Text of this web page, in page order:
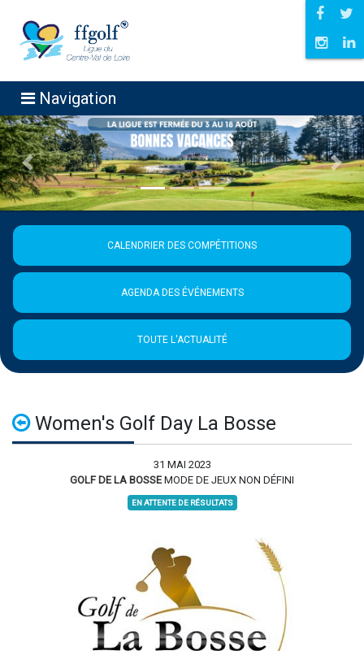
Navigation
Précédent
CALENDRIER DES COMPÉTITIONS
AGENDA DES ÉVÉNEMENTS
TOUTE L'ACTUALITÉ
Women's Golf Day La Bosse
31 MAI 2023
GOLF DE LA BOSSE MODE DE JEUX NON DÉFINI
EN ATTENTE DE RÉSULTATS